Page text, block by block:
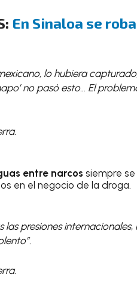
En Sinaloa se
lo hubiera
no pasó esto… El
entre narcos siempre
en el negocio de la droga.
las presiones